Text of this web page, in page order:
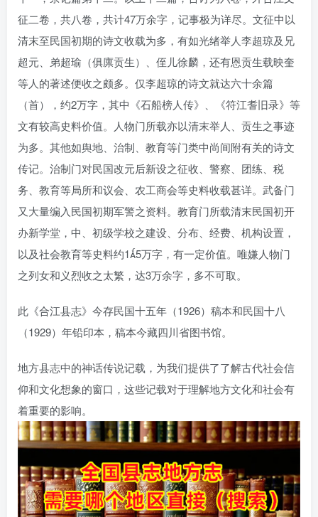
征二卷，共八卷，共计47万余字，记事极为详尽。文征中以
清末至民国初期的诗文收载为多，有如光绪举人李超琼及兄
超元、弟超瑜（俱廪贡生）、侄儿徐麟，还有恩贡生载映奎
等人的著述便收之颇多。仅李超琼的诗文就达六十余篇
（首），约2万字，其中《石船榜人传》、《符江耆旧录》等
文有较高史料价值。人物门所载亦以清末举人、贡生之事迹
为多。其他如舆地、治制、教育等门类中尚间附有关的诗文
传记。治制门对民国改元后新设之征收、警察、团练、税
务、教育等局所和议会、农工商会等史料收载甚详。武备门
又大量编入民国初期军警之资料。教育门所载清末民国初开
办新学堂，中、初级学校之建设、分布、经费、机构设置，
以及社会教育等史料约15万字，有一定价值。唯嫌人物门
之列女和义烈收之太繁，达3万余字，多不可取。
此《合江县志》今存民国十五年（1926）稿本和民国十八
（1929）年铅印本，稿本今藏四川省图书馆。
地方县志中的神话传说记载，为我们提供了了解古代社会信
仰和文化想象的窗口，这些记载对于理解地方文化和社会有
着重要的影响。